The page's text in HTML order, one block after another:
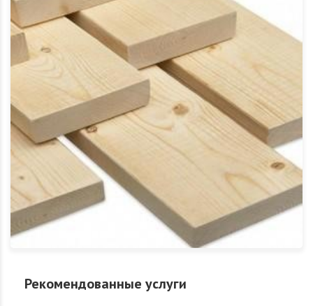
Рекомендованные услуги